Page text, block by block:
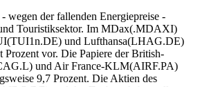
wegen der fallenden Energiepreise -
Touristiksektor. Im MDax(.MDAXI)
und Lufthansa(LHAG.DE)
Prozent vor. Die Papiere der British-
und Air France-KLM(AIRF.PA)
9,7 Prozent. Die Aktien des